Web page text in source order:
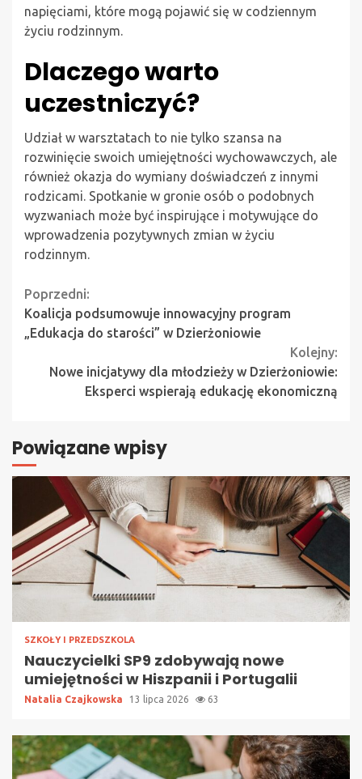
napięciami, które mogą pojawić się w codziennym
życiu rodzinnym.
Dlaczego warto
uczestniczyć?
Udział w warsztatach to nie tylko szansa na
rozwinięcie swoich umiejętności wychowawczych, ale
również okazja do wymiany doświadczeń z innymi
rodzicami. Spotkanie w gronie osób o podobnych
wyzwaniach może być inspirujące i motywujące do
wprowadzenia pozytywnych zmian w życiu
rodzinnym.
Continue
Reading
Poprzedni:
Koalicja podsumowuje innowacyjny program
„Edukacja do starości” w Dzierżoniowie
Kolejny:
Nowe inicjatywy dla młodzieży w Dzierżoniowie:
Eksperci wspierają edukację ekonomiczną
Powiązane wpisy
SZKOŁY I PRZEDSZKOLA
Nauczycielki SP9 zdobywają nowe
umiejętności w Hiszpanii i Portugalii
Natalia Czajkowska 13 lipca 2026 63